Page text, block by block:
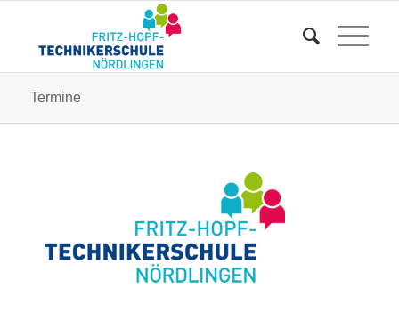
Termine